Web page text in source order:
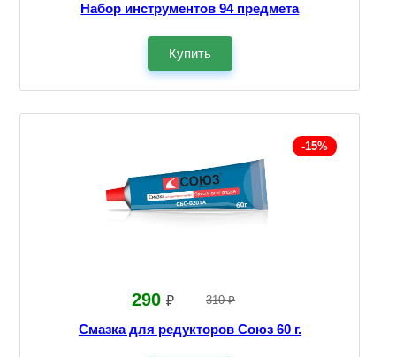
Набор инструментов 94 предмета
Купить
-15%
290 ₽ 310 ₽
Смазка для редукторов Союз 60 г.